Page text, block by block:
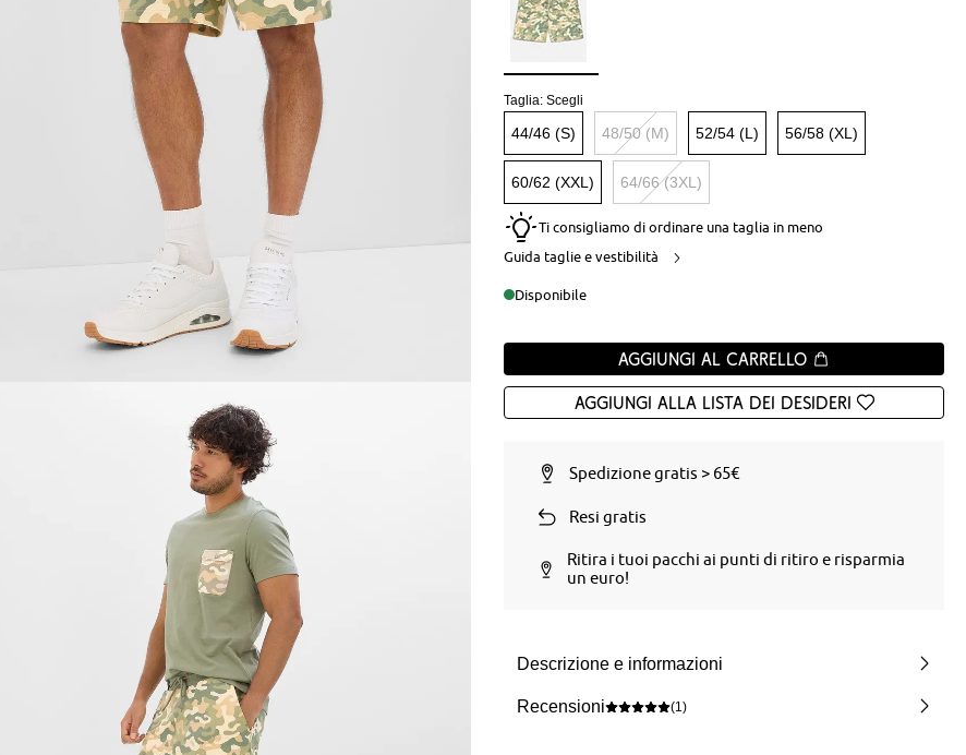
Taglia:Scegli
44/46 (S) 48/50 (M) 52/54 (L) 56/58 (XL)
60/62 (XXL) 64/66 (3XL)
Ti consigliamo di ordinare una taglia in meno
Guida taglie e vestibilità
Disponibile
Aggiungi al carrello
Aggiungi alla Lista dei desideri
Spedizione gratis > 65€
Resi gratis
Ritira i tuoi pacchi ai punti di ritiro e risparmia
un euro!
Descrizione e informazioni
Recensioni (1)